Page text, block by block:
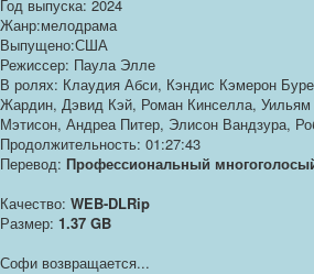
Год выпуска: 2024
Жанр:мелодрама
Выпущено:США
Режиссер: Паула Элле
В ролях: Клаудия Абси, Кэндис Кэмерон
Жардин, Дэвид Кэй, Роман Кинселла,
Мэтисон, Андреа Питер, Элисон Вандзура,
Продолжительность: 01:27:43
Перевод: Профессиональный
Качество: WEB-DLRip
Размер: 1.37 GB
Софи возвращается...